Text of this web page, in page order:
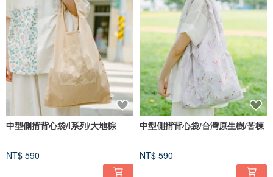
中型側揹背心袋/I系列/大地棕
NT$ 590
中型側揹背心袋/台灣原生樹/苦楝
NT$ 590